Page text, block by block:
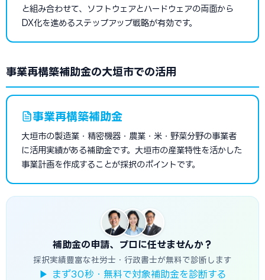
と組み合わせて、ソフトウェアとハードウェアの両面から
DX化を進めるステップアップ戦略が有効です。
事業再構築補助金の大垣市での活用
事業再構築補助金
大垣市の製造業・精密機器・農業・米・野菜分野の事業者
に活用実績がある補助金です。大垣市の産業特性を活かした
事業計画を作成することが採択のポイントです。
補助金の申請、プロに任せませんか？
採択実績豊富な社労士・行政書士が無料で診断します
▶ まず30秒・無料で対象補助金を診断する